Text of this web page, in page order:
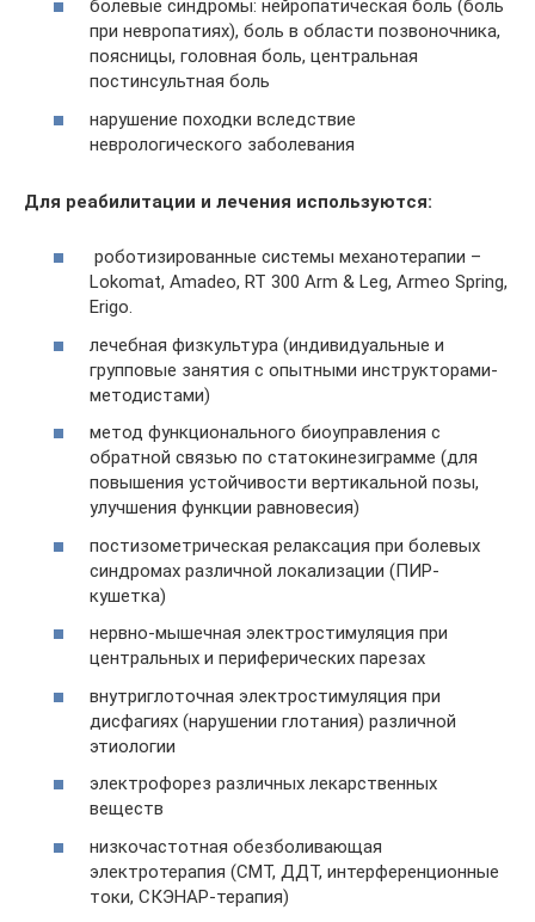
болевые синдромы: нейропатическая боль (боль
при невропатиях), боль в области позвоночника,
поясницы, головная боль, центральная
постинсультная боль
​нарушение походки вследствие
неврологического заболевания
Для реабилитации и лечения используются:
роботизированные системы механотерапии –
Lokomat, Amadeo, RT 300 Arm & Leg, Armeo Spring,
Erigo.
лечебная физкультура (индивидуальные и
групповые занятия с опытными инструкторами-
методистами)
метод функционального биоуправления с
обратной связью по статокинезиграмме (для
повышения устойчивости вертикальной позы,
улучшения функции равновесия)
постизометрическая релаксация при болевых
синдромах различной локализации (ПИР-
кушетка)
нервно-мышечная электростимуляция при
центральных и периферических парезах
внутриглоточная электростимуляция при
дисфагиях (нарушении глотания) различной
этиологии
электрофорез различных лекарственных
веществ
низкочастотная обезболивающая
электротерапия (СМТ, ДДТ, интерференционные
токи, СКЭНАР-терапия)